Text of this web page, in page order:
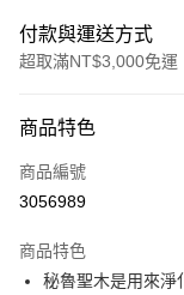
付款與運送方式
超取滿NT$3,000免運
信用卡一次付款
超商取貨付款
Apple Pay
商品特色
商品編號
3056989
商品特色
秘魯聖木是用來淨